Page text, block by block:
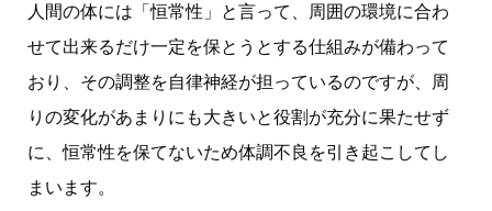
人間の体には「恒常性」と言って、周囲の環境に合わ
せて出来るだけ一定を保とうとする仕組みが備わって
おり、その調整を自律神経が担っているのですが、周
りの変化があまりにも大きいと役割が充分に果たせず
に、恒常性を保てないため体調不良を引き起こしてし
まいます。